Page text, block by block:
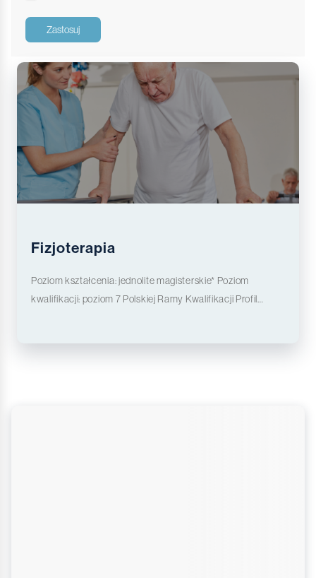
Zastosuj
Fizjoterapia
Poziom kształcenia: jednolite magisterskie* Poziom
kwalifikacji: poziom 7 Polskiej Ramy Kwalifikacji Profil